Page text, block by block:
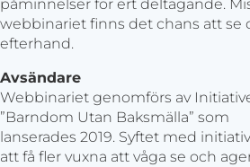
påminnelser för ert deltagande.
webbinariet finns det chans att se
efterhand.
Avsändare
Webbinariet genomförs av
”Barndom Utan Baksmälla” som
lanserades 2019. Syftet med
att få fler vuxna att våga se och